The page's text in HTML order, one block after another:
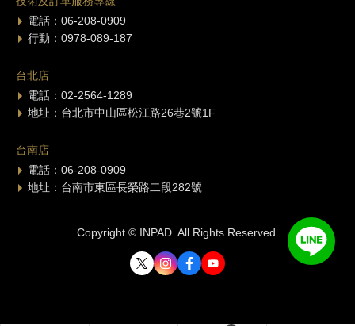
電話：06-208-0909
行動：0978-089-187
台北店
電話：02-2564-1289
地址：台北市中山區松江路26巷2號1F
台南店
電話：06-208-0909
地址：台南市東區長榮路二段282號
Copyright © INPAD. All Rights Reserved.